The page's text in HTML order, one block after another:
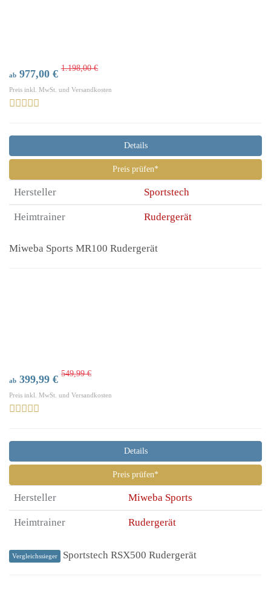
ab 977,00 € 1.198,00 €
Preis inkl. MwSt. und Versandkosten
Details
Preis prüfen*
Hersteller Sportstech
Heimtrainer Rudergerät
Miweba Sports MR100 Rudergerät
ab 399,99 € 549,99 €
Preis inkl. MwSt. und Versandkosten
Details
Preis prüfen*
Hersteller Miweba Sports
Heimtrainer Rudergerät
Vergleichssieger Sportstech RSX500 Rudergerät